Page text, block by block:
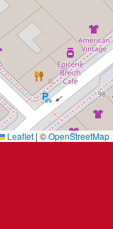
Leaflet |©OpenStreetMap